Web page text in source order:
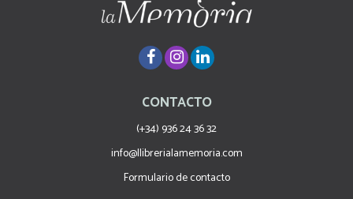
CONTACTO
(+34) 936 24 36 32
info@llibrerialamemoria.com
Formulario de contacto